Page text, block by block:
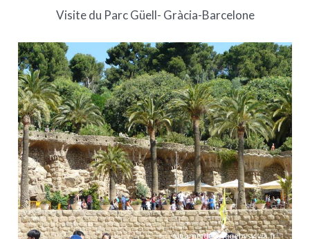
Visite du Parc Güell- Gràcia-Barcelone